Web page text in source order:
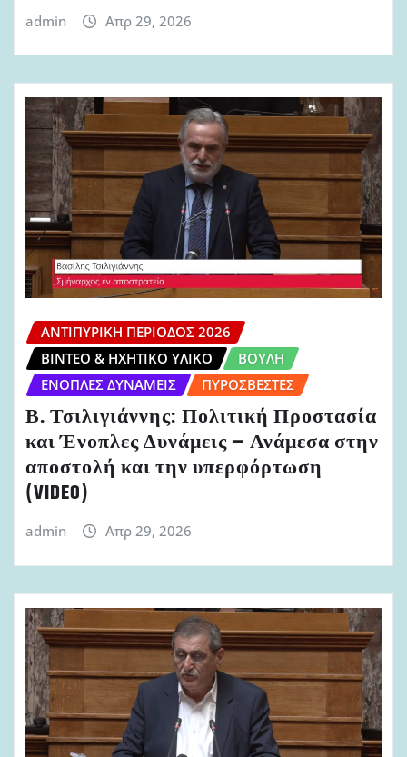
admin Απρ 29, 2026
ΑΝΤΙΠΥΡΙΚΉ ΠΕΡΊΟΔΟΣ 2026
ΒΊΝΤΕΟ & ΗΧΗΤΙΚΌ ΥΛΙΚΌ
ΒΟΥΛΉ
ΈΝΟΠΛΕΣ ΔΥΝΆΜΕΙΣ
ΠΥΡΟΣΒΈΣΤΕΣ
Β. Τσιλιγιάννης: Πολιτική Προστασία
και Ένοπλες Δυνάμεις – Ανάμεσα στην
αποστολή και την υπερφόρτωση
(VIDEO)
admin Απρ 29, 2026